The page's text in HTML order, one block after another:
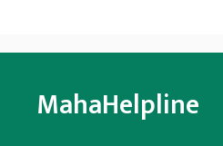
MahaHelpline